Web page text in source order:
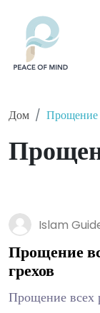
Дом Прощение
Islam
Прощение
грехов
Прощение всех